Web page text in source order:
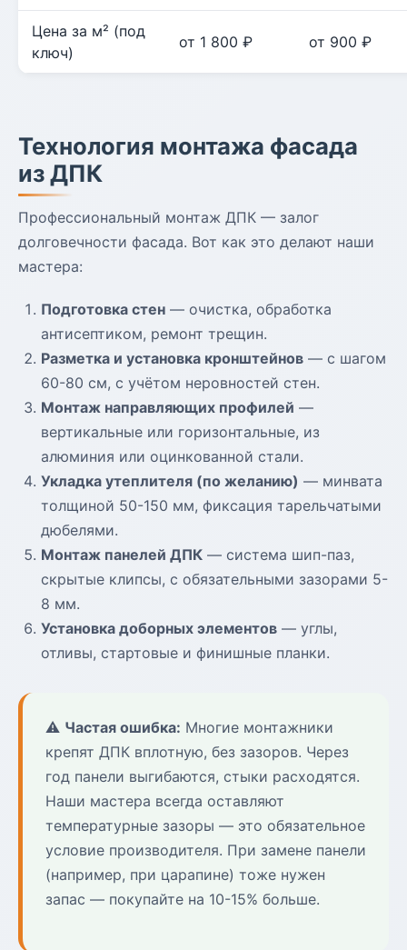
Цена за м² (под
ключ)
от 1 800 ₽ от 900 ₽
Технология монтажа фасада
из ДПК
Профессиональный монтаж ДПК — залог
долговечности фасада. Вот как это делают наши
мастера:
Подготовка стен — очистка, обработка
антисептиком, ремонт трещин.
Разметка и установка кронштейнов — с шагом
60-80 см, с учётом неровностей стен.
Монтаж направляющих профилей —
вертикальные или горизонтальные, из
алюминия или оцинкованной стали.
Укладка утеплителя (по желанию) — минвата
толщиной 50-150 мм, фиксация тарельчатыми
дюбелями.
Монтаж панелей ДПК — система шип-паз,
скрытые клипсы, с обязательными зазорами 5-
8 мм.
Установка доборных элементов — углы,
отливы, стартовые и финишные планки.
⚠️ Частая ошибка: Многие монтажники
крепят ДПК вплотную, без зазоров. Через
год панели выгибаются, стыки расходятся.
Наши мастера всегда оставляют
температурные зазоры — это обязательное
условие производителя. При замене панели
(например, при царапине) тоже нужен
запас — покупайте на 10-15% больше.